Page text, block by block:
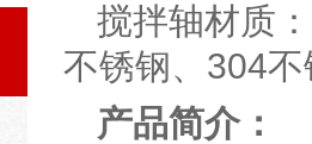
搅拌轴材质
不锈钢、 304不
产品简介：